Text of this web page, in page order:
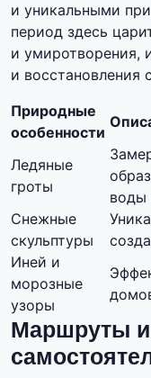
и уникальными
период здесь
и умиротворения,
и восстановления
Природные
особенности
Ледяные
гроты
воды
Снежные
скульптуры
Иней и
морозные
узоры
Маршруты и